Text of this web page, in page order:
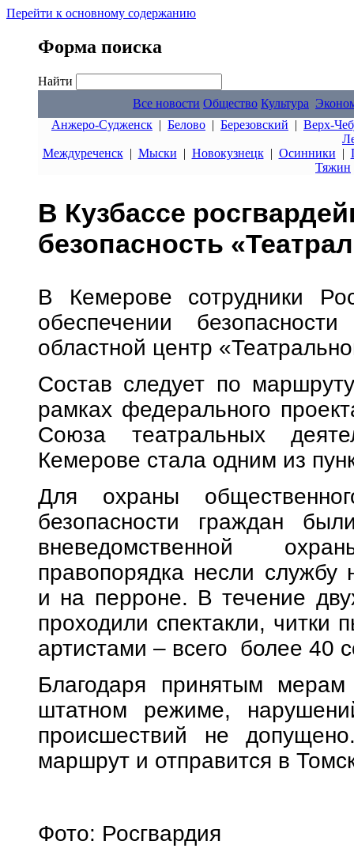
Перейти к основному содержанию
Форма поиска
Найти
Все новости Общество Культура
Анжеро-Судженск | Белово | Березовский | Верх-
Междуреченск| Мыски | Новокузнецк| Осинники |
Тяжин
В Кузбассе
безопасность
В Кемерове сотрудники
обеспечении
областной центр
Состав следует по
рамках федерального
Союза театральных
Кемерове стала одним из
Для охраны
безопасности граждан
вневедомственной
правопорядка несли службу
и на перроне. В течение
проходили спектакли, читки
артистами – всего более 40
Благодаря принятым
штатном режиме,
происшествий не
маршрут и отправится в
Фото: Росгвардия